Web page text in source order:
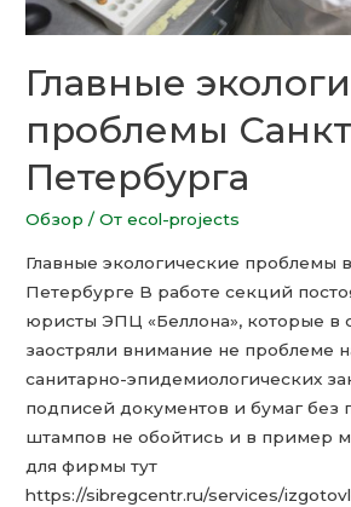
Главные
проблемы
Петербурга
Обзор / От ecol-projects
Главные экологические проблемы
Петербурге В работе секций
юристы ЭПЦ «Беллона», которые в
заостряли внимание не проблеме
санитарно-эпидемиологических
подписей документов и бумаг без
штампов не обойтись и в пример
для фирмы тут
https://sibregcentr.ru/services/